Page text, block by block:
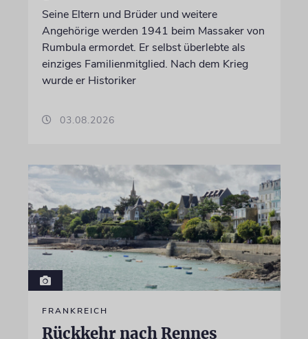
Seine Eltern und Brüder und weitere
Angehörige werden 1941 beim Massaker von
Rumbula ermordet. Er selbst überlebte als
einziges Familienmitglied. Nach dem Krieg
wurde er Historiker
03.08.2026
FRANKREICH
Rückkehr nach Rennes